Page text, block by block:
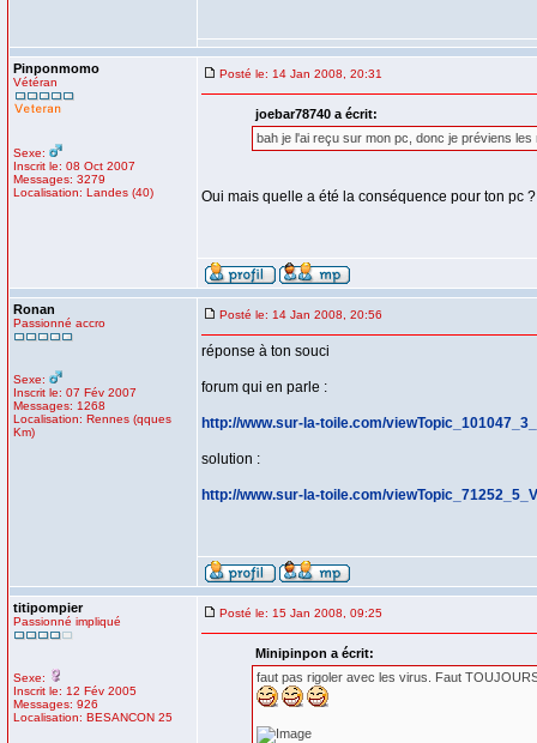
Pinponmomo
Vétéran
Sexe:
Inscrit le: 08 Oct 2007
Messages: 3279
Localisation: Landes (40)
Posté le: 14 Jan 2008, 20:31
joebar78740 a écrit:
bah je l'ai reçu sur mon pc, donc je préviens
Oui mais quelle a été la conséquence pour ton pc ?
Ronan
Passionné accro
Sexe:
Inscrit le: 07 Fév 2007
Messages: 1268
Localisation: Rennes (qques
Km)
Posté le: 14 Jan 2008, 20:56
réponse à ton souci
forum qui en parle :
http://www.sur-la-toile.com/
solution :
http://www.sur-la-toile.com/
titipompier
Passionné impliqué
Sexe:
Inscrit le: 12 Fév 2005
Messages: 926
Localisation: BESANCON 25
Posté le: 15 Jan 2008, 09:25
Minipinpon a écrit:
faut pas rigoler avec les virus. Faut